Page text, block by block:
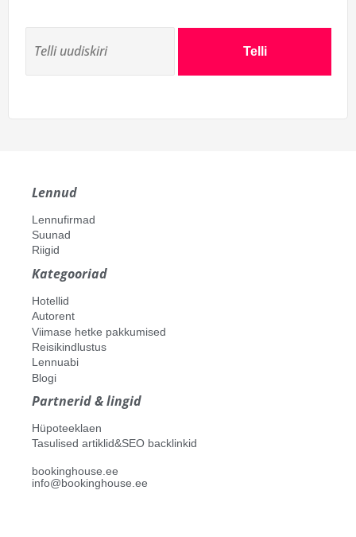
Telli
Lennud
Lennufirmad
Suunad
Riigid
Kategooriad
Hotellid
Autorent
Viimase hetke pakkumised
Reisikindlustus
Lennuabi
Blogi
Partnerid & lingid
Hüpoteeklaen
Tasulised artiklid&SEO backlinkid
bookinghouse.ee
info@bookinghouse.ee